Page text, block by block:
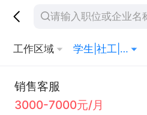
工作区域 学生|社工|科研|农业|其他
销售客服
3000-7000元/月